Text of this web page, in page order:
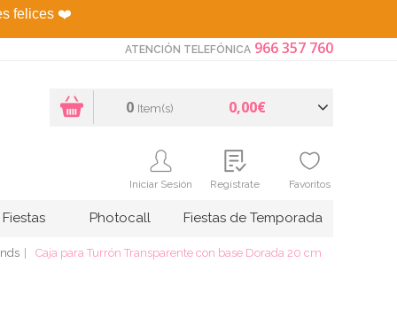
felices ❤️
ATENCIÓN TELEFÓNICA 966 357 760
0 Item(s) 0,00€
Iniciar Sesión Regístrate Favoritos
Photocall Fiestas de Temporada
Caja para Turrón Transparente con base Dorada 20 cm